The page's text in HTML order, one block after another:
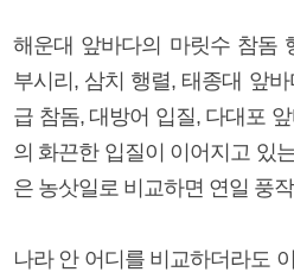
해운대 앞바다의 마릿수 참돔
부시리, 삼치 행렬, 태종대 앞
급 참돔, 대방어 입질, 다대포
의 화끈한 입질이 이어지고 있
은 농삿일로 비교하면 연일 풍
나라 안 어디를 비교하더라도